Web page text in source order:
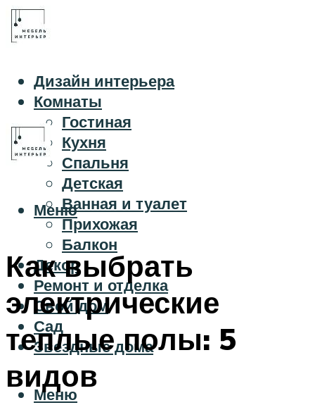
Дизайн интерьера
Комнаты
Гостиная
Кухня
Спальня
Детская
Ванная и туалет
Прихожая
Балкон
Декор
Ремонт и отделка
Свой дом
Сад
Звездные дома
Меню
Меню
Как выбрать
электрические
теплые полы: 5
видов